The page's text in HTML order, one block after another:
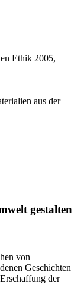
Ethik 2005,
aus der
gestalten
von
Geschichten
der